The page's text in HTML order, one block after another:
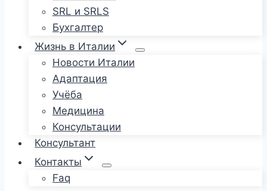
SRL и SRLS
Бухгалтер
Жизнь в Италии
Новости Италии
Адаптация
Учёба
Медицина
Консультации
Консультант
Контакты
Faq